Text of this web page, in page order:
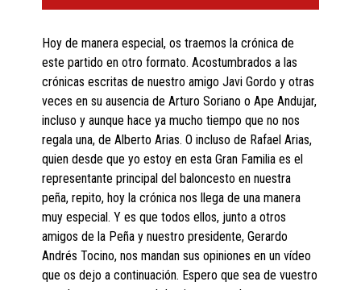
Hoy de manera especial, os traemos la crónica de
este partido en otro formato. Acostumbrados a las
crónicas escritas de nuestro amigo Javi Gordo y otras
veces en su ausencia de Arturo Soriano o Ape Andujar,
incluso y aunque hace ya mucho tiempo que no nos
regala una, de Alberto Arias. O incluso de Rafael Arias,
quien desde que yo estoy en esta Gran Familia es el
representante principal del baloncesto en nuestra
peña, repito, hoy la crónica nos llega de una manera
muy especial. Y es que todos ellos, junto a otros
amigos de la Peña y nuestro presidente, Gerardo
Andrés Tocino, nos mandan sus opiniones en un vídeo
que os dejo a continuación. Espero que sea de vuestro